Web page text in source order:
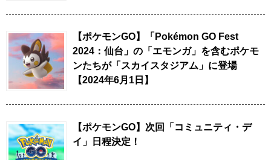
【ポケモンGO】「Pokémon GO Fest
2024：仙台」の「エモンガ」を含むポケモ
ンたちが「スカイスタジアム」に登場
【2024年6月1日】
【ポケモンGO】次回「コミュニティ・デ
イ」日程決定！